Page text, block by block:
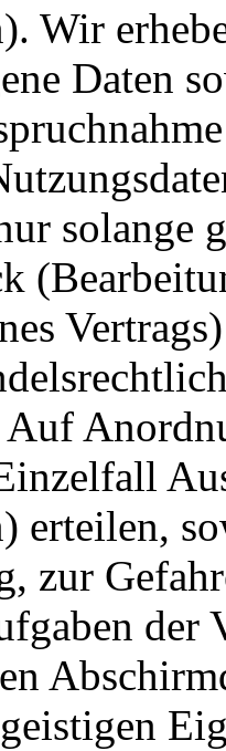
Wir
Daten
solange
erteilen,
zur
der